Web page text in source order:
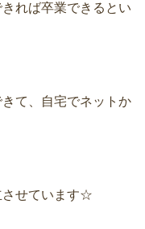
れば卒業できるとい
て、自宅でネットか
させています☆